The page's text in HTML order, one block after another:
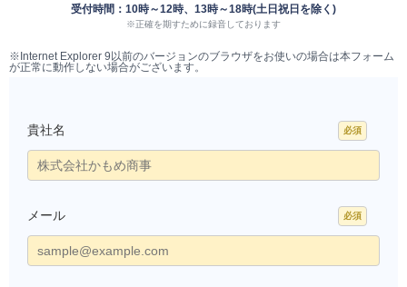
受付時間：10時～12時、13時～18時(土日祝日を除く)
※正確を期すために録音しております
※Internet Explorer 9以前のバージョンのブラウザをお使いの場合は本フォーム
が正常に動作しない場合がございます。
貴社名
メール